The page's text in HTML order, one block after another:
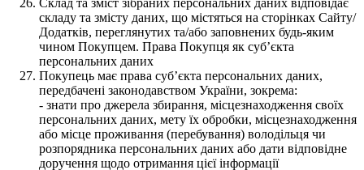
Склад та зміст зібраних персональних даних відповідає
складу та змісту даних, що містяться на сторінках Сайту/
Додатків, переглянутих та/або заповнених будь-яким
чином Покупцем. Права Покупця як суб’єкта
персональних даних
Покупець має права суб’єкта персональних даних,
передбачені законодавством України, зокрема:
- знати про джерела збирання, місцезнаходження своїх
персональних даних, мету їх обробки, місцезнаходження
або місце проживання (перебування) володільця чи
розпорядника персональних даних або дати відповідне
доручення щодо отримання цієї інформації